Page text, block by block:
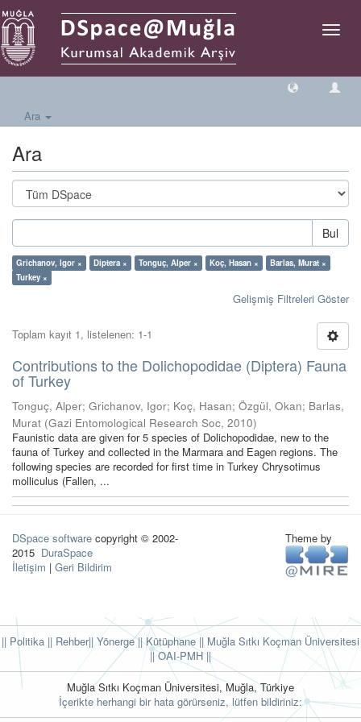
Geçiş
Ara
Ara
Bul
Grichanov, Igor × Diptera × Tonguç, Alper × Koç, Hasan ×
Barlas, Murat ×
Turkey ×
Gelişmiş Filtreleri Göster
Toplam kayıt 1, listelenen: 1-1
Contributions to the Dolichopodidae (Diptera) Fauna
of Turkey
Tonguç, Alper; Grichanov, Igor; Koç, Hasan; Özgül, Okan; Barlas,
Murat (Gazi Entomological Research Soc, 2010)
Faunistic data are given for 5 species of Dolichopodidae, new to the
fauna of Turkey and collected in the Marmara and Eagen regions. The
following species are recorded for first time in Turkey Chrysotimus
molliculus (Fallen, ...
DSpace software copyright © 2002-
2015 DuraSpace
İletişim | Geri Bildirim
Theme by
|| Politika || Rehber|| Yönerge|| Kütüphane || Muğla Sıtkı Koçman Üniversitesi
||OAI-PMH ||
Muğla Sıtkı Koçman Üniversitesi, Muğla, Türkiye
İçerikte herhangi bir hata görürseniz, lütfen bildiriniz: